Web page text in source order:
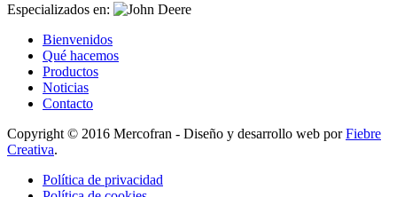
Especializados en:
Bienvenidos
Qué hacemos
Productos
Noticias
Contacto
Copyright © 2016 Mercofran - Diseño y desarrollo web porFiebre
Creativa.
Política de privacidad